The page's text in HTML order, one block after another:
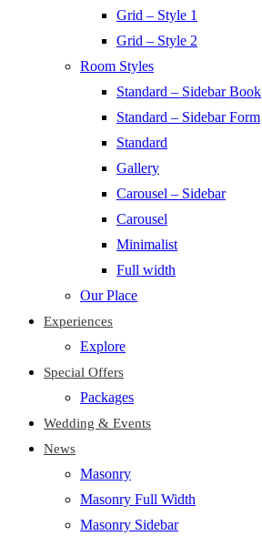
Grid – Style 1
Grid – Style 2
Room Styles
Standard – Sidebar Book
Standard – Sidebar Form
Standard
Gallery
Carousel – Sidebar
Carousel
Minimalist
Full width
Our Place
Experiences
Explore
Special Offers
Packages
Wedding & Events
News
Masonry
Masonry Full Width
Masonry Sidebar